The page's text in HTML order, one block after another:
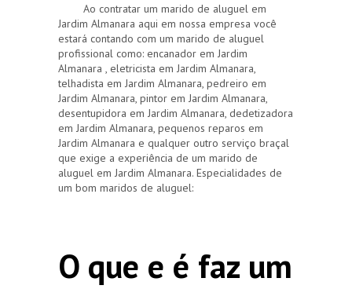
Ao contratar um marido de aluguel em
Jardim Almanara aqui em nossa empresa você
estará contando com um marido de aluguel
profissional como: encanador em Jardim
Almanara , eletricista em Jardim Almanara,
telhadista em Jardim Almanara, pedreiro em
Jardim Almanara, pintor em Jardim Almanara,
desentupidora em Jardim Almanara, dedetizadora
em Jardim Almanara, pequenos reparos em
Jardim Almanara e qualquer outro serviço braçal
que exige a experiência de um marido de
aluguel em Jardim Almanara. Especialidades de
um bom maridos de aluguel:
O que e é faz um